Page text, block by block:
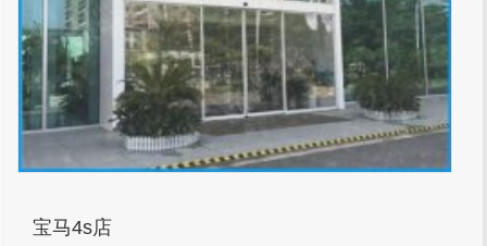
宝马4s店